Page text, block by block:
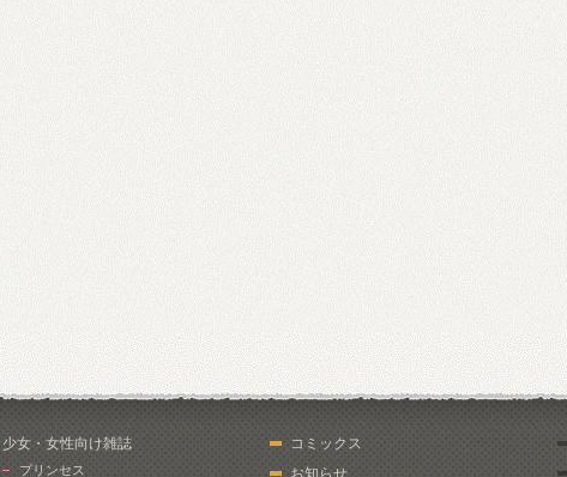
少女・女性向け雑誌
プリンセス
コミックス
お知らせ